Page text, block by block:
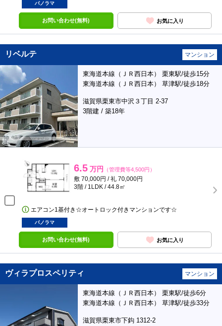
パノラマ
お問い合わせ(無料) お気に入り
リベルテ マンション
東海道本線（ＪＲ西日本） 栗東駅/徒歩15分
東海道本線（ＪＲ西日本） 草津駅/徒歩18分
滋賀県栗東市中沢３丁目 2-37
3階建 / 築18年
6.5 万円 （管理費等4,500円）
敷 70,000円 / 礼 70,000円
3階 / 1LDK / 44.8㎡
エアコン1基付き☆オートロック付きマンションです☆
パノラマ
お問い合わせ(無料) お気に入り
ヴィラプロスペリティ マンション
東海道本線（ＪＲ西日本） 栗東駅/徒歩6分
東海道本線（ＪＲ西日本） 草津駅/徒歩33分
滋賀県栗東市下鈎 1312-2